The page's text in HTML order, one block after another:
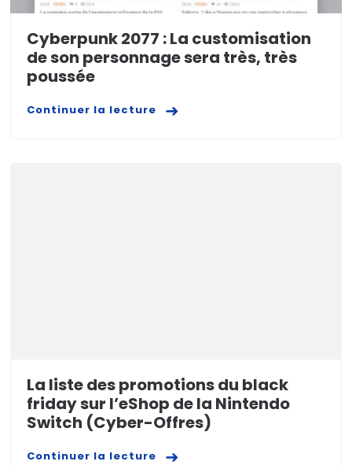
Cyberpunk 2077 : La customisation
de son personnage sera très, très
poussée
Continuer la lecture
La liste des promotions du black
friday sur l’eShop de la Nintendo
Switch (Cyber-Offres)
Continuer la lecture